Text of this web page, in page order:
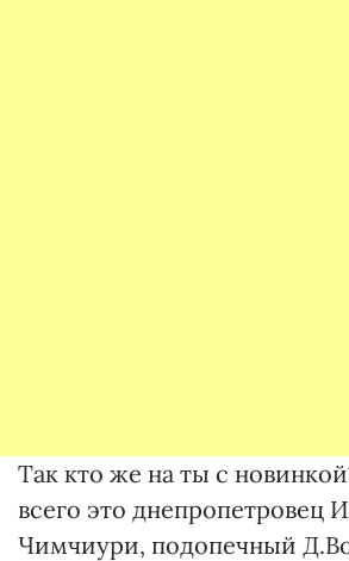
Так кто же на ты с
всего это днепропетровец
Чимчиури, подопечный